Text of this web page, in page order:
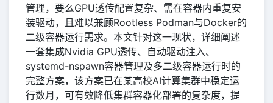
管理，要么GPU透传配置复杂、需在容器内重复安
装驱动，且难以兼顾Rootless Podman与Docker的
二级容器运行需求。本文针对这一现状，详细阐述
一套集成Nvidia GPU透传、自动驱动注入、
systemd-nspawn容器管理及多二级容器运行时的
完整方案，该方案已在某高校AI计算集群中稳定运
行数月，可有效降低集群容器化部署的复杂度，提